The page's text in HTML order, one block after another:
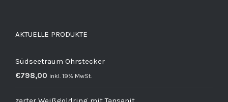
AKTUELLE PRODUKTE
Südseetraum Ohrstecker
€798,00 inkl. 19% MwSt.